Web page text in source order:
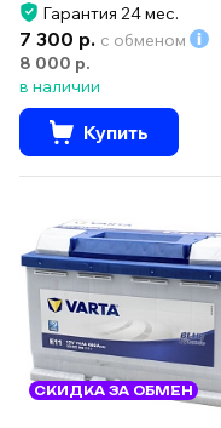
Гарантия 24 мес.
7 300 р. с обменом
8 000 р.
в наличии
Купить
СКИДКА ЗА ОБМЕН